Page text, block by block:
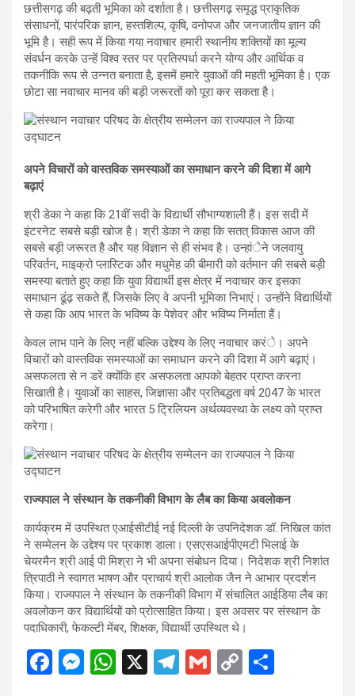
छत्तीसगढ़ की बढ़ती भूमिका को दर्शाता है। छत्तीसगढ़ समृद्ध प्राकृतिक
संसाधनों, पारंपरिक ज्ञान, हस्तशिल्प, कृषि, वनोपज और जनजातीय ज्ञान की
भूमि है। सही रूप में किया गया नवाचार हमारी स्थानीय शक्तियों का मूल्य
संवर्धन करके उन्हें विश्व स्तर पर प्रतिस्पर्धा करने योग्य और आर्थिक व
तकनीकि रूप से उन्नत बनाता है, इसमें हमारे युवाओं की महती भूमिका है। एक
छोटा सा नवाचार मानव की बड़ी जरूरतों को पूरा कर सकता है।
अपने विचारों को वास्तविक समस्याओं का समाधान करने की दिशा में आगे
बढ़ाएं
श्री डेका ने कहा कि 21वीं सदी के विद्यार्थी सौभाग्यशाली हैं। इस सदी में
इंटरनेट सबसे बड़ी खोज है। श्री डेका ने कहा कि सतत् विकास आज की
सबसे बड़ी जरूरत है और यह विज्ञान से ही संभव है। उन्हांेने जलवायु
परिवर्तन, माइक्रो प्लास्टिक और मधुमेह की बीमारी को वर्तमान की सबसे बड़ी
समस्या बताते हुए कहा कि युवा विद्यार्थी इस क्षेत्र में नवाचार कर इसका
समाधान ढूंढ़ सकते हैं, जिसके लिए वे अपनी भूमिका निभाएं। उन्होंने विद्यार्थियों
से कहा कि आप भारत के भविष्य के पेशेवर और भविष्य निर्माता हैं।
केवल लाभ पाने के लिए नहीं बल्कि उद्देश्य के लिए नवाचार करंे। अपने
विचारों को वास्तविक समस्याओं का समाधान करने की दिशा में आगे बढ़ाएं।
असफलता से न डरें क्योंकि हर असफलता आपको बेहतर प्राप्त करना
सिखाती है। युवाओं का साहस, जिज्ञासा और प्रतिबद्धता वर्ष 2047 के भारत
को परिभाषित करेगी और भारत 5 ट्रिलियन अर्थव्यवस्था के लक्ष्य को प्राप्त
करेगा।
राज्यपाल ने संस्थान के तकनीकी विभाग के लैब का किया अवलोकन
कार्यक्रम में उपस्थित एआईसीटीई नई दिल्ली के उपनिदेशक डॉ. निखिल कांत
ने सम्मेलन के उद्देश्य पर प्रकाश डाला। एसएसआईपीएमटी भिलाई के
चेयरमैन श्री आई पी मिश्रा ने भी अपना संबोधन दिया। निदेशक श्री निशांत
त्रिपाठी ने स्वागत भाषण और प्राचार्य श्री आलोक जैन ने आभार प्रदर्शन
किया। राज्यपाल ने संस्थान के तकनीकी विभाग में संचालित आईडिया लैब का
अवलोकन कर विद्यार्थियों को प्रोत्साहित किया। इस अवसर पर संस्थान के
पदाधिकारी, फेकल्टी मेंबर, शिक्षक, विद्यार्थी उपस्थित थे।
F
M W X
T
G
C